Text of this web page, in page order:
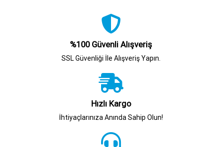
%100 Güvenli Alışveriş
SSL Güvenliği İle Alışveriş Yapın.
Hızlı Kargo
İhtiyaçlarınıza Anında Sahip Olun!